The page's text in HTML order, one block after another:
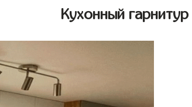
Кухонный гарнитур